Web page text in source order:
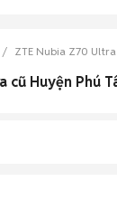
ZTE Nubia Z70 Ultra